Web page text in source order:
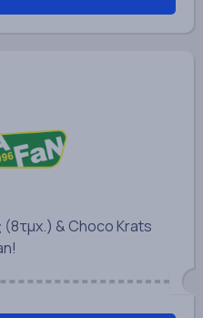
& Choco Krats